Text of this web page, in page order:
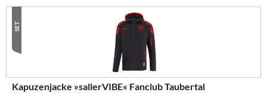
SET
Kapuzenjacke »sallerVIBE« Fanclub Taubertal